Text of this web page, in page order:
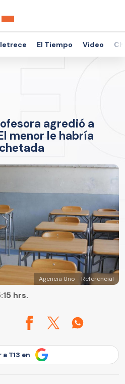
El Tiempo Video
agredió a
menor le habría
Agencia Uno - Referencial
hrs.
a T13 en